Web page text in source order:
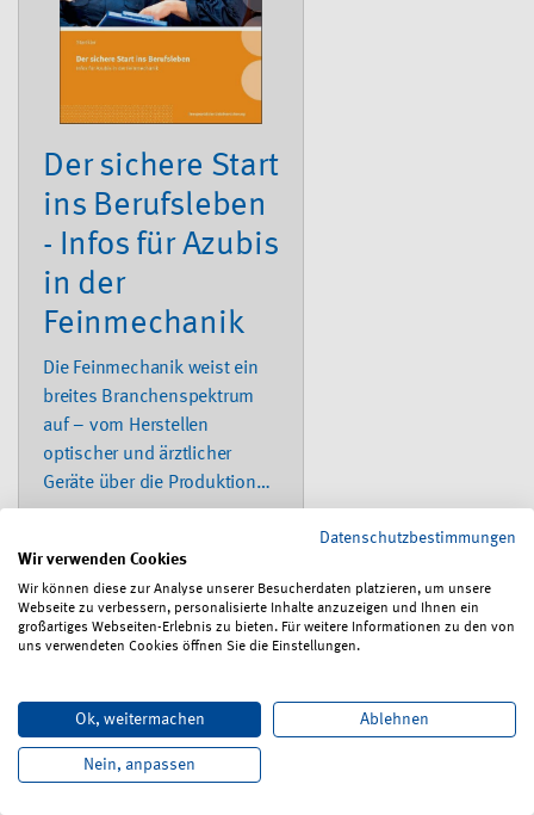
Der sichere Start
ins Berufsleben
- Infos für Azubis
in der
Feinmechanik
Die Feinmechanik weist ein
breites Branchenspektrum
auf – vom Herstellen
optischer und ärztlicher
Geräte über die Produktion
von Musikinstrumenten,
Büromaschinen bis hin zur
Oberflächenbehandlung, zu
den Gesundheitshandwerken
und der Tierpräparation. Die
Auszubildende aus diesen
unterschiedlichen
Berufsfeldern gleichermaßen
Datenschutzbestimmungen
Wir verwenden Cookies
Wir können diese zur Analyse unserer Besucherdaten platzieren, um unsere
Webseite zu verbessern, personalisierte Inhalte anzuzeigen und Ihnen ein
großartiges Webseiten-Erlebnis zu bieten. Für weitere Informationen zu den von
uns verwendeten Cookies öffnen Sie die Einstellungen.
Ok, weitermachen Ablehnen
Nein, anpassen